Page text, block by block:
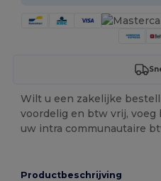
Wilt u een zakelijke
voordelig en btw vrij,
uw intra communautaire
Productbeschrijving